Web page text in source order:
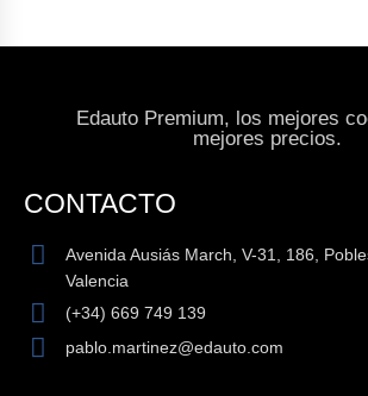
Edauto Premium, los mejores
mejores precios.
CONTACTO
Avenida Ausiás March, V-31, 186,
Valencia
(+34) 669 749 139
pablo.martinez@edauto.com